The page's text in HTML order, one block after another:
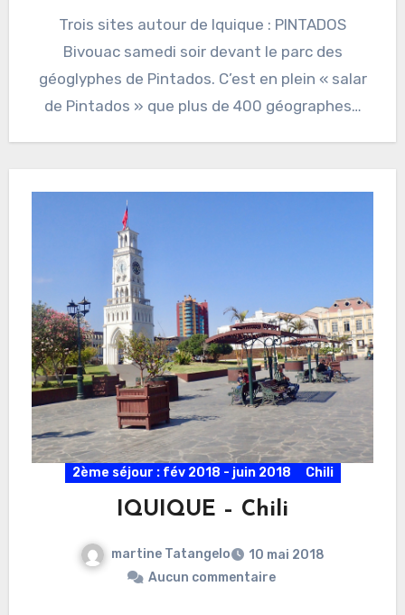
Trois sites autour de Iquique : PINTADOS
Bivouac samedi soir devant le parc des
géoglyphes de Pintados. C’est en plein « salar
de Pintados » que plus de 400 géographes…
2ème séjour : fév 2018 - juin 2018 Chili
IQUIQUE – Chili
martine Tatangelo
10 mai 2018
Aucun commentaire